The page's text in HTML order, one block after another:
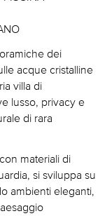
dei
acque cristalline
villa di
lusso, privacy e
di rara
materiali di
si sviluppa su
ambienti eleganti,